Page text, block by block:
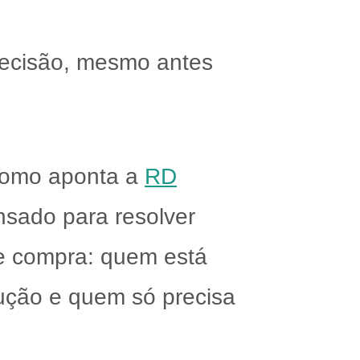
mesmo antes
aponta a RD
para resolver
compra: quem está
e quem só precisa